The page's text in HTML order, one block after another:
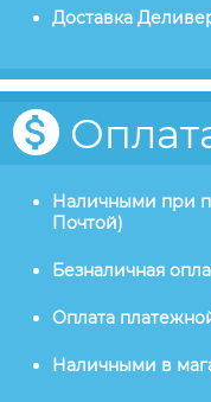
Доставка
Наличными при
Почтой)
Безналичная
Оплата
Наличными в